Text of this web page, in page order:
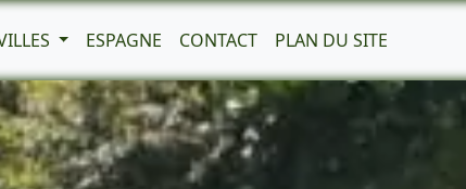
ESPAGNE CONTACT PLAN DU SITE